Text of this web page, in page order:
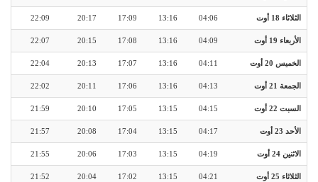
الثلاثاء 18 أوت 04:06
13:16
17:09
20:17
22:09
الأربعاء 19 أوت 04:09
13:16
17:08
20:15
22:07
الخميس 20 أوت 04:11
13:16
17:07
20:13
22:04
الجمعة 21 أوت 04:13
13:16
17:06
20:11
22:02
السبت 22 أوت 04:15
13:15
17:05
20:10
21:59
الأحد 23 أوت 04:17
13:15
17:04
20:08
21:57
الاثنين 24 أوت 04:19
13:15
17:03
20:06
21:55
الثلاثاء 25 أوت 04:21
13:15
17:02
20:04
21:52